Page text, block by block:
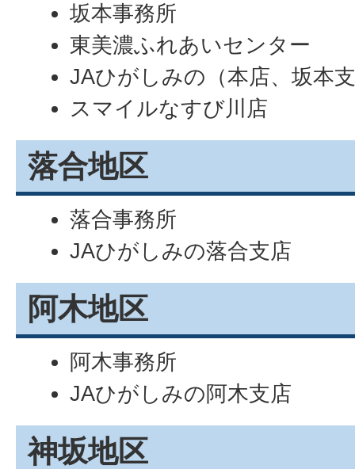
坂本事務所
東美濃ふれあいセンター
JAひがしみの（本店、坂本
スマイルなすび川店
落合地区
落合事務所
JAひがしみの落合支店
阿木地区
阿木事務所
JAひがしみの阿木支店
神坂地区